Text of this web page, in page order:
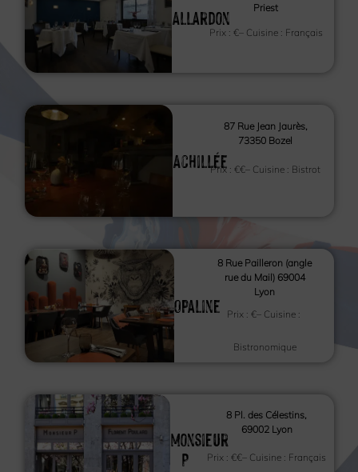
Allardon
Priest
Prix : €– Cuisine : Français
Achillée
87 Rue Jean Jaurès,
73350 Bozel
Prix :€€– Cuisine : Bistrot
Opaline
8 Rue Pailleron (angle
rue du Mail) 69004
Lyon
Prix : €– Cuisine :
Bistronomique
Monsieur
P
8 Pl. des Célestins,
69002 Lyon
Prix :€€– Cuisine : Français